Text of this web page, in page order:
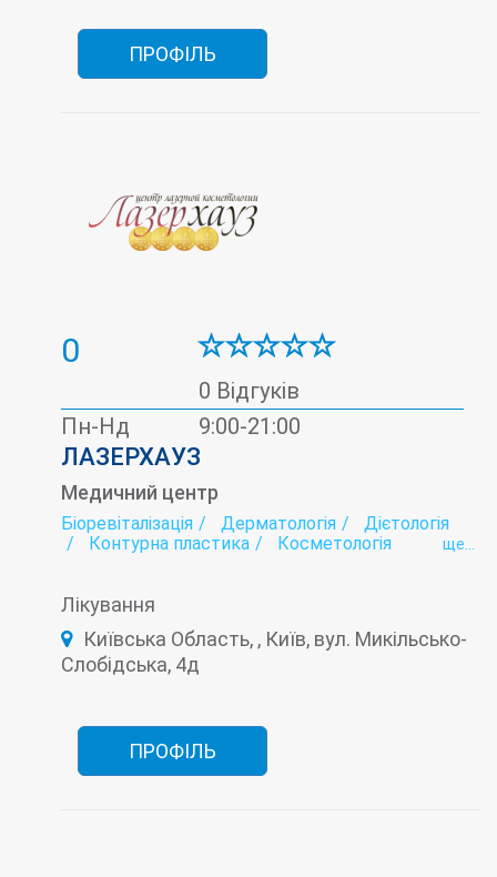
ПРОФІЛЬ
0
0 Відгуків
Пн-Нд
9:00-21:00
ЛАЗЕРХАУЗ
Медичний центр
Біоревіталізація Дерматологія
Дієтологія
Контурна пластика
Косметологія
Тредліфтінг
ще...
Лікування
Київська Область, , Київ, вул. Микільсько-
Слобідська, 4д
ПРОФІЛЬ